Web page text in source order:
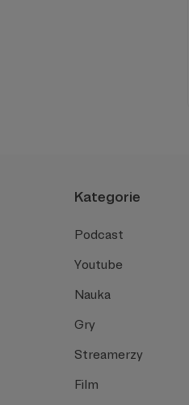
Kategorie
Podcast
Youtube
Nauka
Gry
Streamerzy
Film